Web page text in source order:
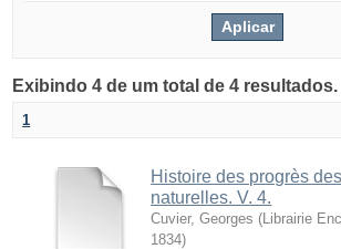
Exibindo 4 de um total de 4 resultados.
1
Histoire des progrès
naturelles. V. 4.
Cuvier, Georges ( Librairie
1834)